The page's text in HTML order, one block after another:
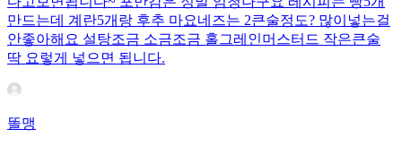
만드는데 계란5개랑 후추 마요네즈는 2큰술정도? 많이넣는걸
안좋아해요 설탕조금 소금조금 홀그레인머스터드 작은큰술
딱 요렇게 넣으면 됩니다.
똘맹